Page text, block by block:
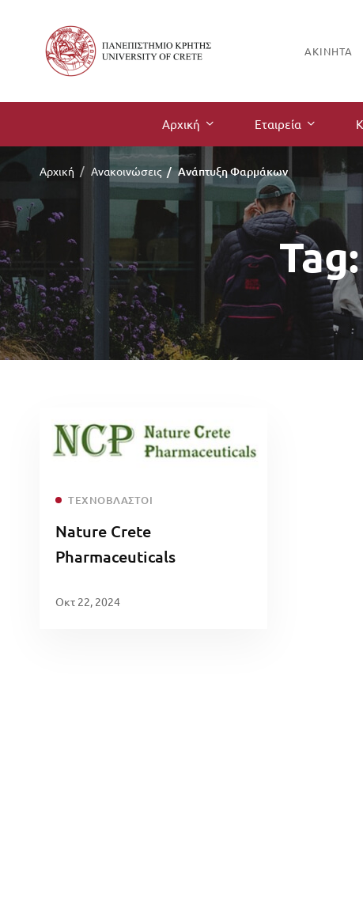
ΑΚΊΝΗΤΑ
Αρχική Εταιρεία
Αρχική Ανακοινώσεις Ανάπτυξη Φαρμάκων
ΤΕΧΝΟΒΛΑΣΤΟΊ
Nature Crete
Pharmaceuticals
Οκτ 22, 2024